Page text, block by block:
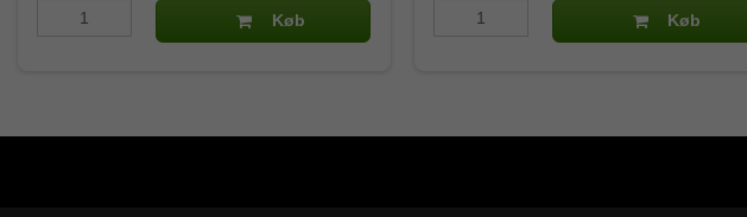
Køb Køb